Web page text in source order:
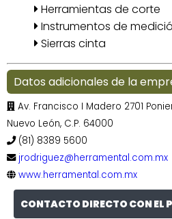
Herramientas de corte
Instrumentos de
Sierras cinta
Datos adicionales de la
Av. Francisco I Madero 2701
Nuevo León, C.P. 64000
(81) 8389 5600
jrodriguez@herramental.com.mx
www.herramental.com.mx
CONTACTO DIRECTO CON EL